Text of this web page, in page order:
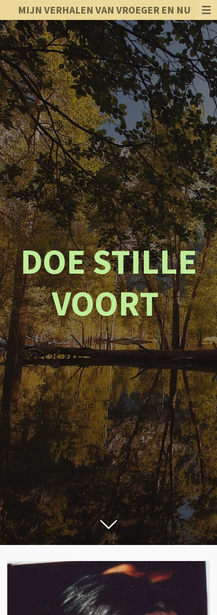
direct
naar
de
hoofdinhoud
MIJN VERHALEN VAN VROEGER EN NU
DOE STILLE
VOORT